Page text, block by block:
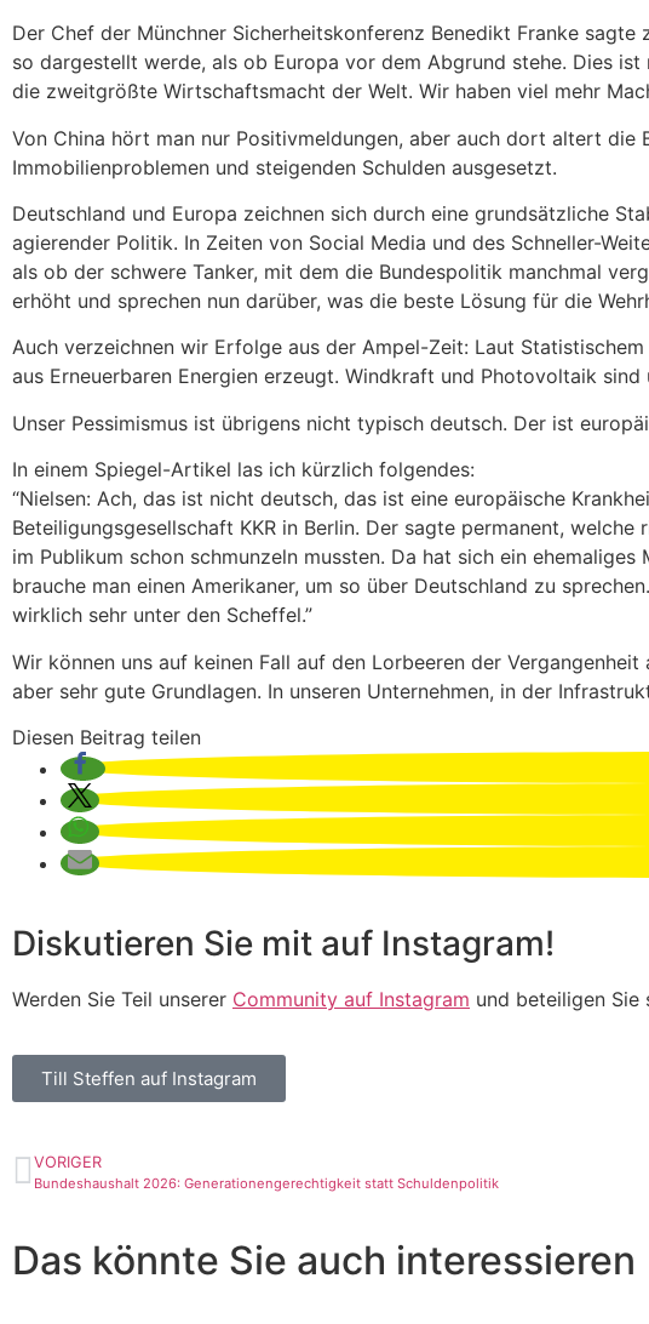
Der Chef der Münchner Sicherheitskonferenz Benedikt Franke
so dargestellt werde, als ob Europa vor dem Abgrund stehe. Dies
die zweitgrößte Wirtschaftsmacht der Welt. Wir haben viel mehr
Von China hört man nur Positivmeldungen, aber auch dort altert
Immobilienproblemen und steigenden Schulden ausgesetzt.
Deutschland und Europa zeichnen sich durch eine grundsätzliche
agierender Politik. In Zeiten von Social Media und des Schneller-
als ob der schwere Tanker, mit dem die Bundespolitik manchmal
erhöht und sprechen nun darüber, was die beste Lösung für die
Auch verzeichnen wir Erfolge aus der Ampel-Zeit: Laut
aus Erneuerbaren Energien erzeugt. Windkraft und Photovoltaik
Unser Pessimismus ist übrigens nicht typisch deutsch. Der ist
In einem Spiegel-Artikel las ich kürzlich folgendes:
“Nielsen: Ach, das ist nicht deutsch, das ist eine europäische
Beteiligungsgesellschaft KKR in Berlin. Der sagte permanent,
im Publikum schon schmunzeln mussten. Da hat sich ein
brauche man einen Amerikaner, um so über Deutschland zu
wirklich sehr unter den Scheffel.”
Wir können uns auf keinen Fall auf den Lorbeeren der
aber sehr gute Grundlagen. In unseren Unternehmen, in der
Diesen Beitrag teilen
Diskutieren Sie mit auf Instagram!
Werden Sie Teil unserer Community auf Instagram und beteiligen Sie
Till Steffen auf Instagram
VORIGER
Bundeshaushalt 2026: Generationengerechtigkeit statt Schuldenpolitik
Das könnte Sie auch interessieren